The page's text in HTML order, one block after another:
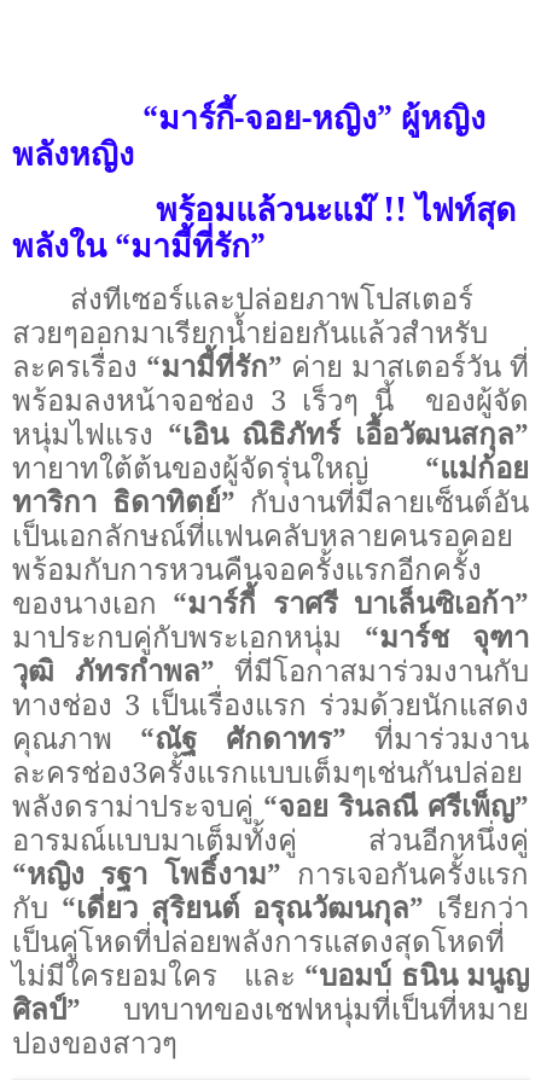
“มาร์กี้-จอย-หญิง” ผู้หญิง
พลังหญิง
พร้อมแล้วนะแม๊!!ไฟท์สุด
พลังใน “มามี้ที่รัก”
ส่งทีเซอร์และปล่อยภาพโปสเตอร์
สวยๆออกมาเรียกน้ำย่อยกันแล้วสำหรับ
ละครเรื่อง “มามี้ที่รัก” ค่าย มาสเตอร์วัน ที่
พร้อมลงหน้าจอช่อง 3 เร็วๆ นี้
ของผู้จัด
หนุ่มไฟแรง “เอิน ณิธิภัทร์ เอื้อวัฒนสกุล”
ทายาทใต้ต้นของผู้จัดรุ่นใหญ่ “แม่ก้อย
ทาริกา ธิดาทิตย์” กับงานที่มีลายเซ็นต์อัน
เป็นเอกลักษณ์ที่แฟนคลับหลายคนรอคอย
พร้อมกับการหวนคืนจอครั้งแรกอีกครั้ง
ของนางเอก “มาร์กี้ ราศรี บาเล็นซิเอก้า”
มาประกบคู่กับพระเอกหนุ่ม “มาร์ช จุฑา
วุฒิ ภัทรกำพล” ที่มีโอกาสมาร่วมงานกับ
ทางช่อง 3 เป็นเรื่องแรก ร่วมด้วยนักแสดง
คุณภาพ “ณัฐ ศักดาทร” ที่มาร่วมงาน
ละครช่อง3ครั้งแรกแบบเต็มๆเช่นกันปล่อย
พลังดราม่าประจบคู่ “จอย รินลณี ศรีเพ็ญ”
อารมณ์แบบมาเต็มทั้งคู่
ส่วนอีกหนึ่งคู่
“หญิง รฐา โพธิ์งาม” การเจอกันครั้งแรก
กับ “เดี่ยว สุริยนต์ อรุณวัฒนกุล” เรียกว่า
เป็นคู่โหดที่ปล่อยพลังการแสดงสุดโหดที่
ไม่มีใครยอมใคร
และ “บอมบ์ ธนิน มนูญ
ศิลป์” บทบาทของเชฟหนุ่มที่เป็นที่หมาย
ปองของสาวๆ